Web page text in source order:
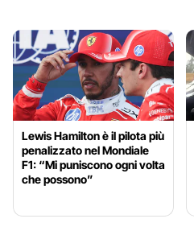
Lewis Hamilton è il pilota più
penalizzato nel Mondiale
F1: “Mi puniscono ogni volta
che possono”